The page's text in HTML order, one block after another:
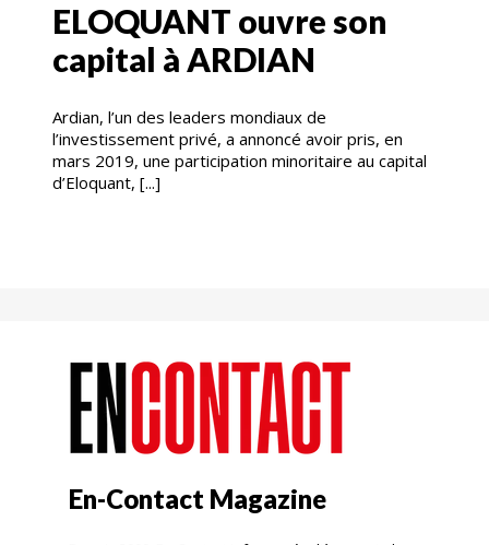
ELOQUANT ouvre son
capital à ARDIAN
Ardian, l’un des leaders mondiaux de
l’investissement privé, a annoncé avoir pris, en
mars 2019, une participation minoritaire au capital
d’Eloquant, [...]
En-Contact Magazine